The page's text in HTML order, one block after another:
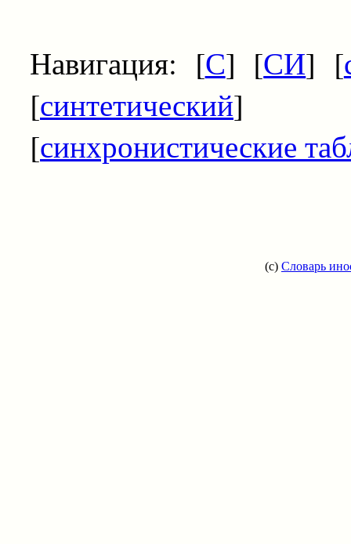
Навигация: [С] [СИ] [
[синтетический]
[синхронистические
(c) Словарь